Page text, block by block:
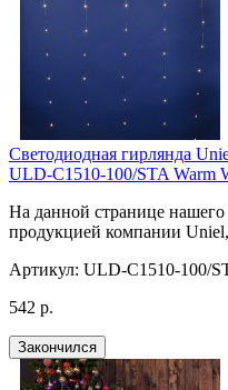
Светодиодная гирлянда
ULD-C1510-100/STA Warm
На данной странице нашего
продукцией компании
Артикул: ULD-C1510-100/
542 р.
Закончился